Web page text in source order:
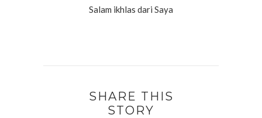
Salam ikhlas dari Saya
SHARE THIS
STORY